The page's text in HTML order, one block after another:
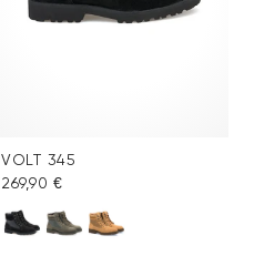
VOLT 345
269,90 €